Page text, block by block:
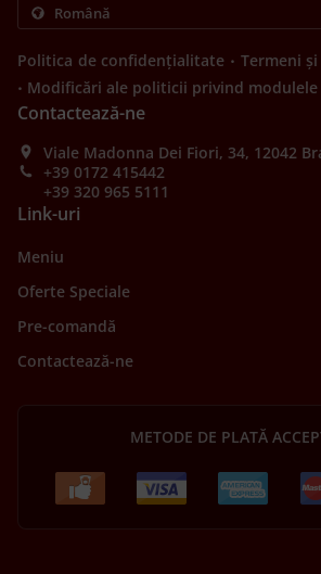
Politica de confidențialitate . Termeni
. Modificări ale politicii privind modulele
Contactează-ne
Viale Madonna Dei Fiori, 34, 12042
+39 0172 415442
+39 320 965 5111
Link-uri
Meniu
Oferte Speciale
Pre-comandă
Contactează-ne
METODE DE PLATĂ